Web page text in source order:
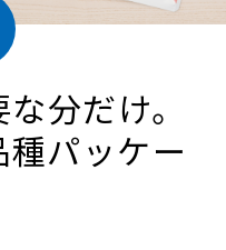
分だけ。
パッケー